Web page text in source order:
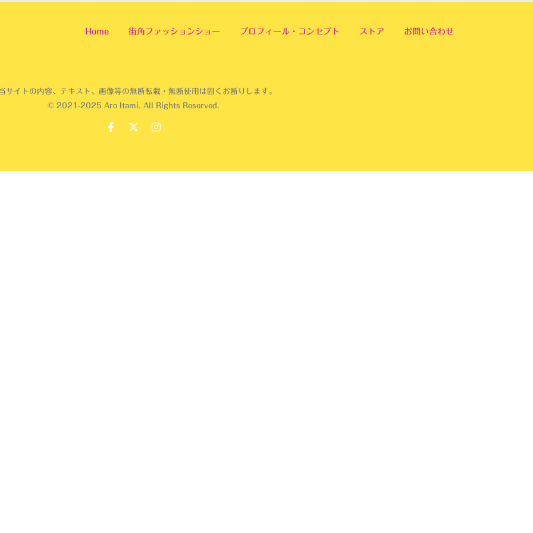
Home 街角ファッションショー プロフィール・コンセプト ストア お問い合わせ
サイトの内容、テキスト、画像等の無断転載・無断使用は固くお断りします。
© 2021-2025 Aro Itami. All Rights Reserved.